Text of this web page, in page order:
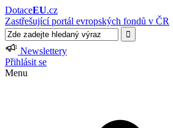
DotaceEU.cz
Zastřešující portál evropských fondů v ČR
Newslettery
Přihlásit se
Menu